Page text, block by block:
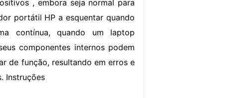
, embora seja normal para
portátil HP a esquentar quando
contínua, quando um laptop
componentes internos podem
de função, resultando em erros e
Instruções